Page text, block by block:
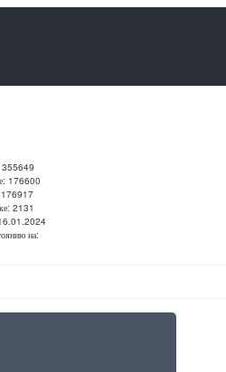
355649
176600
176917
2131
на: